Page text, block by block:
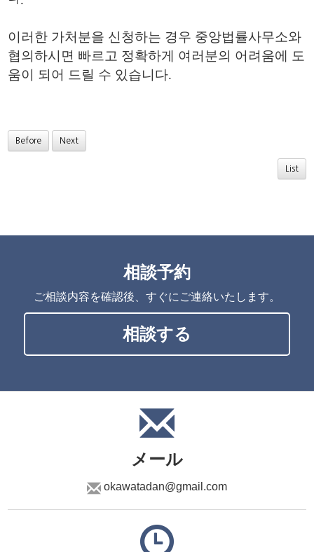
이 러한 가처분을 신청하는 경우 중앙법률사무소와
협의하시면 빠르고 정확하게 여러분의 어려움에 도
움이 되어 드릴 수 있습니다.
Before Next
List
相談予約
ご相談内容を確認後、すぐにご連絡いたします。
相談する
メール
okawatadan@gmail.com